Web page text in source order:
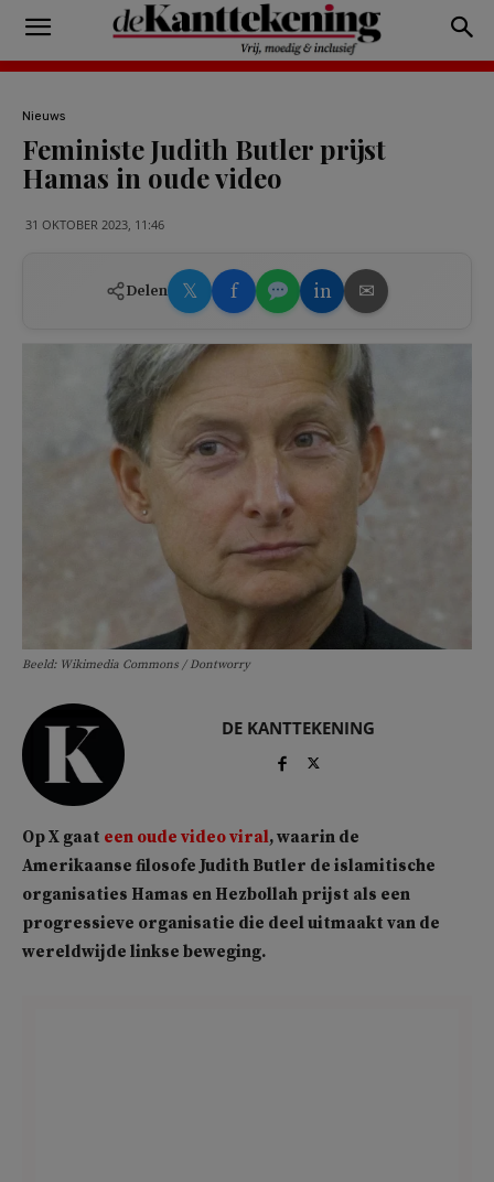
Nieuws
Feministe Judith Butler prijst
Hamas in oude video
31 OKTOBER 2023, 11:46
Delen 𝕏 f in ✉
Beeld: Wikimedia Commons / Dontworry
DE KANTTEKENING
Op X gaat een oude video viral, waarin de
Amerikaanse filosofe Judith Butler de islamitische
organisaties Hamas en Hezbollah prijst als een
progressieve organisatie die deel uitmaakt van de
wereldwijde linkse beweging.